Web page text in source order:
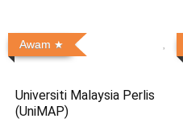
Awam
Universiti Malaysia Perlis
(UniMAP)